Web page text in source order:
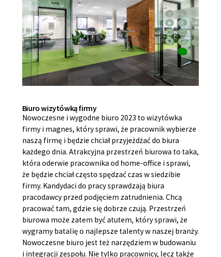
Biuro wizytówką firmy
Nowoczesne i wygodne biuro 2023 to wizytówka
firmy i magnes, który sprawi, że pracownik wybierze
naszą firmę i będzie chciał przyjeżdżać do biura
każdego dnia. Atrakcyjna przestrzeń biurowa to taka,
która oderwie pracownika od home-office i sprawi,
że będzie chciał często spędzać czas w siedzibie
firmy. Kandydaci do pracy sprawdzają biura
pracodawcy przed podjęciem zatrudnienia. Chcą
pracować tam, gdzie się dobrze czują. Przestrzeń
biurowa może zatem być atutem, który sprawi, że
wygramy batalię o najlepsze talenty w naszej branży.
Nowoczesne biuro jest też narzędziem w budowaniu
i integracji zespołu. Nie tylko pracownicy, lecz także